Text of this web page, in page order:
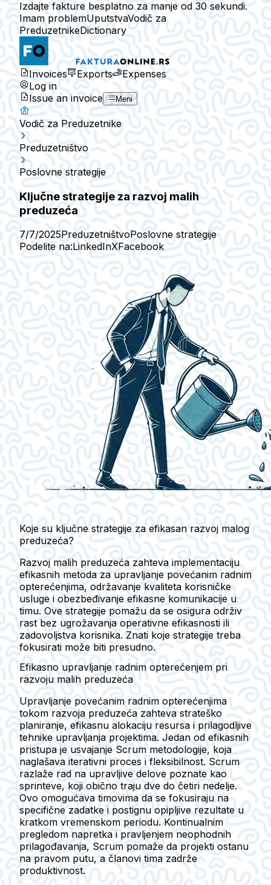
Izdajte fakture besplatno za manje od 30 sekundi.
Imam problemUputstvaVodič za
PreduzetnikeDictionary
Invoices Exports
Expenses
Log in
Issue an invoice
Meni
Vodič za Preduzetnike
Preduzetništvo
Poslovne strategije
Ključne strategije za razvoj malih
preduzeća
7/7/2025PreduzetništvoPoslovne strategije
Podelite na:LinkedInXFacebook
Koje su ključne strategije za efikasan razvoj malog
preduzeća?
Razvoj malih preduzeća zahteva implementaciju
efikasnih metoda za upravljanje povećanim radnim
opterećenjima, održavanje kvaliteta korisničke
usluge i obezbeđivanje efikasne komunikacije u
timu. Ove strategije pomažu da se osigura održiv
rast bez ugrožavanja operativne efikasnosti ili
zadovoljstva korisnika. Znati koje strategije treba
fokusirati može biti presudno.
Efikasno upravljanje radnim opterećenjem pri
razvoju malih preduzeća
Upravljanje povećanim radnim opterećenjima
tokom razvoja preduzeća zahteva strateško
planiranje, efikasnu alokaciju resursa i prilagodljive
tehnike upravljanja projektima. Jedan od efikasnih
pristupa je usvajanje Scrum metodologije, koja
naglašava iterativni proces i fleksibilnost. Scrum
razlaže rad na upravljive delove poznate kao
sprinteve, koji obično traju dve do četiri nedelje.
Ovo omogućava timovima da se fokusiraju na
specifične zadatke i postignu opipljive rezultate u
kratkom vremenskom periodu. Kontinualnim
pregledom napretka i pravljenjem neophodnih
prilagođavanja, Scrum pomaže da projekti ostanu
na pravom putu, a članovi tima zadrže
produktivnost.